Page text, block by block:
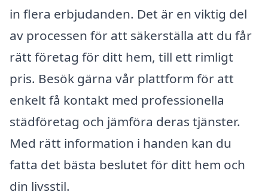
in flera erbjudanden. Det är en viktig del
av processen för att säkerställa att du får
rätt företag för ditt hem, till ett rimligt
pris. Besök gärna vår plattform för att
enkelt få kontakt med professionella
städföretag och jämföra deras tjänster.
Med rätt information i handen kan du
fatta det bästa beslutet för ditt hem och
din livsstil.